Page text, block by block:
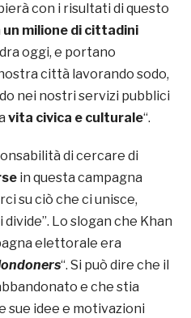
con i risultati di questo
un milione di cittadini
oggi, e portano
città lavorando sodo,
nei nostri servizi pubblici
vita civica e culturale“.
di cercare di
in questa campagna
su ciò che ci unisce,
Lo slogan che Khan
elettorale era
“. Si può dire che il
e che stia
idee e motivazioni